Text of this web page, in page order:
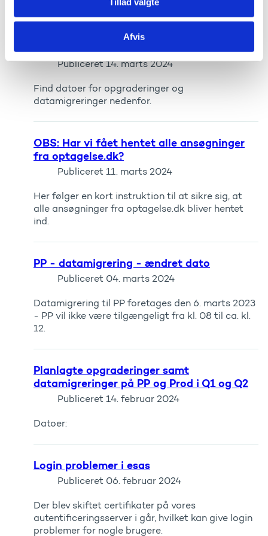
Afvis
Planlagte opgraderinger samt
datamigreringer på PP og Prod i Q2 og Q3
Publiceret 14. marts 2024
Find datoer for opgraderinger og
datamigreringer nedenfor.
OBS: Har vi fået hentet alle ansøgninger
fra optagelse.dk?
Publiceret 11. marts 2024
Her følger en kort instruktion til at sikre sig, at
alle ansøgninger fra optagelse.dk bliver hentet
ind.
PP - datamigrering - ændret dato
Publiceret 04. marts 2024
Datamigrering til PP foretages den 6. marts 2023
- PP vil ikke være tilgængeligt fra kl. 08 til ca. kl.
12.
Planlagte opgraderinger samt
datamigreringer på PP og Prod i Q1 og Q2
Publiceret 14. februar 2024
Datoer:
Login problemer i esas
Publiceret 06. februar 2024
Der blev skiftet certifikater på vores
autentificeringsserver i går, hvilket kan give login
problemer for nogle brugere.